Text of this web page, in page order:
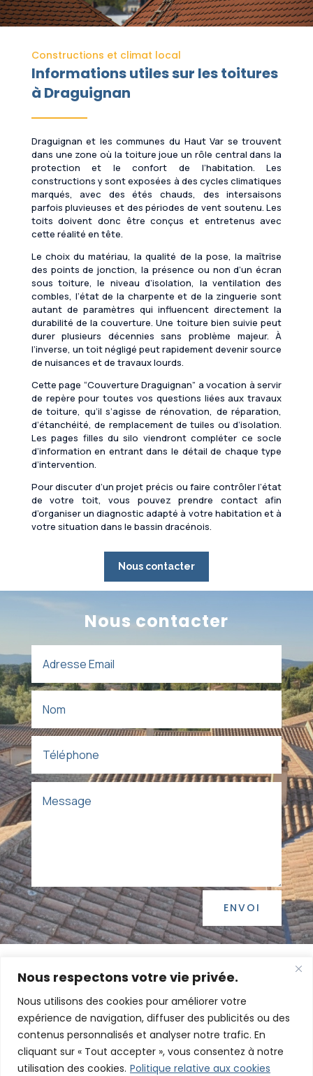
Nous respectons votre vie privée.
Nous utilisons des cookies pour améliorer votre
expérience de navigation, diffuser des publicités ou des
contenus personnalisés et analyser notre trafic. En
cliquant sur « Tout accepter », vous consentez à notre
utilisation des cookies. Politique relative aux cookies
Constructions et climat local
Informations utiles sur les toitures
à Draguignan
Draguignan et les communes du Haut Var se trouvent
dans une zone où la toiture joue un rôle central dans la
protection et le confort de l’habitation. Les
constructions y sont exposées à des cycles climatiques
marqués, avec des étés chauds, des intersaisons
parfois pluvieuses et des périodes de vent soutenu. Les
toits doivent donc être conçus et entretenus avec
cette réalité en tête.
Le choix du matériau, la qualité de la pose, la maîtrise
des points de jonction, la présence ou non d’un écran
sous toiture, le niveau d’isolation, la ventilation des
combles, l’état de la charpente et de la zinguerie sont
autant de paramètres qui influencent directement la
durabilité de la couverture. Une toiture bien suivie peut
durer plusieurs décennies sans problème majeur. À
l’inverse, un toit négligé peut rapidement devenir source
de nuisances et de travaux lourds.
Cette page “Couverture Draguignan” a vocation à servir
de repère pour toutes vos questions liées aux travaux
de toiture, qu’il s’agisse de rénovation, de réparation,
d’étanchéité, de remplacement de tuiles ou d’isolation.
Les pages filles du silo viendront compléter ce socle
d’information en entrant dans le détail de chaque type
d’intervention.
Pour discuter d’un projet précis ou faire contrôler l’état
de votre toit, vous pouvez prendre contact afin
d’organiser un diagnostic adapté à votre habitation et à
votre situation dans le bassin dracénois.
Nous contacter
Nous contacter
ENVOI
Couverture - Charpente - Zinguerie
ZONE D’INTERVENTION